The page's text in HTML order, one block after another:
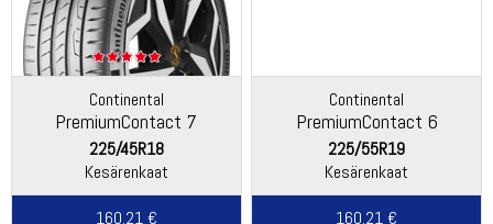
Continental
PremiumContact 7
225/45R18
Kesärenkaat
160.21 €
Continental
PremiumContact 6
225/55R19
Kesärenkaat
160.21 €